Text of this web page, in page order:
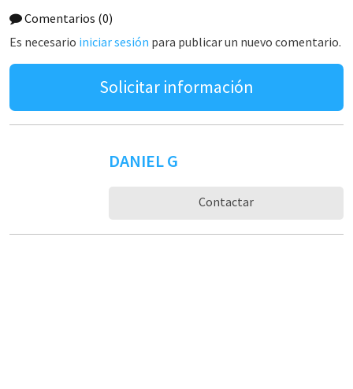
Comentarios (0)
Es necesario iniciar sesión para publicar un nuevo comentario.
Solicitar información
DANIEL G
Contactar